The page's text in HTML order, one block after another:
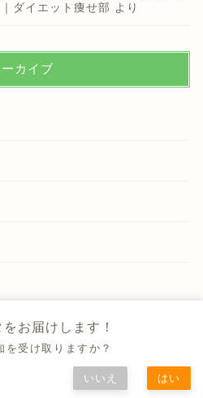
ダイエット痩せ部 より
カイブ
お届けします！
を受け取りますか？
いいえ はい